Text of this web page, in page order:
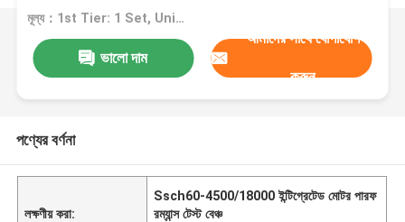
মূল্য：1st Tier: 1 Set, Unit Price USD 3.00 2nd Tier: 2-5 Sets, Unit Price USD 2.00 3rd Tier: Over 5 Sets, Unit Price USD 1.00
ভালো দাম
আমাদের সাথে যোগাযোগ
করুন
পণ্যের বর্ণনা
লক্ষণীয় করা:
Ssch60-4500/18000 ইন্টিগ্রেটেড মোটর পারফ
রম্যান্স টেস্ট বেঞ্চ